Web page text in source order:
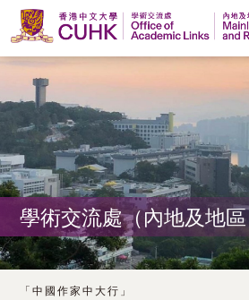
香
港
中
文
大
學
學
學術交流處（內地及地
「中國作家中大行」